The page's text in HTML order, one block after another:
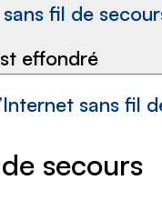
fil de
effondré
sans fil
secours